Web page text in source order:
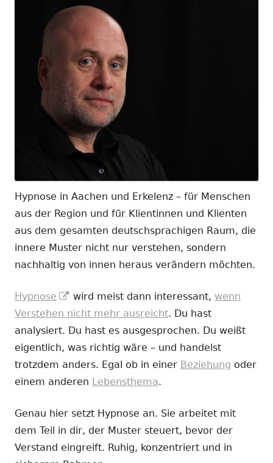
Hypnose in Aachen und Erkelenz – für Menschen
aus der Region und für Klientinnen und Klienten
aus dem gesamten deutschsprachigen Raum, die
innere Muster nicht nur verstehen, sondern
nachhaltig von innen heraus verändern möchten.
Hypnose
In
neuem
Fenster
öffnen
wird meist dann interessant, wenn
Verstehen nicht mehr ausreicht. Du hast
analysiert. Du hast es ausgesprochen. Du weißt
eigentlich, was richtig wäre – und handelst
trotzdem anders. Egal ob in einer Beziehung oder
einem anderen Lebensthema.
Genau hier setzt Hypnose an. Sie arbeitet mit
dem Teil in dir, der Muster steuert, bevor der
Verstand eingreift. Ruhig, konzentriert und in